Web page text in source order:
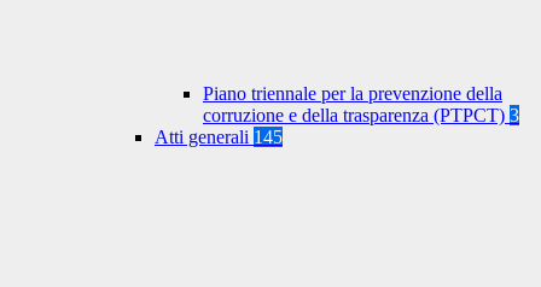
Piano triennale per la prevenzione della
corruzione e della trasparenza (PTPCT) 3
Atti generali 145